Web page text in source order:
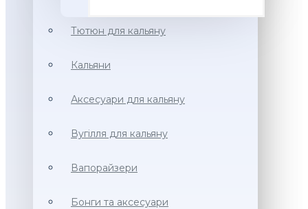
Тютюн для кальяну
Кальяни
Аксесуари для кальяну
Вугілля для кальяну
Вапорайзери
Бонги та аксесуари